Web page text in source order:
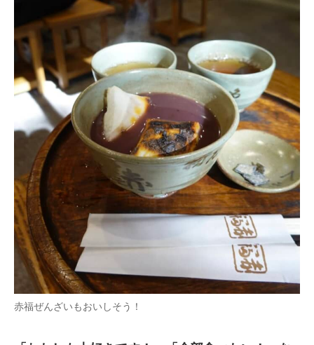
赤福ぜんざいもおいしそう！